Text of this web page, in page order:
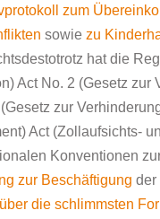
zum
sowie zu
hat die
Act No. 2 (Gesetz
zur
Act (Zollaufsichts-
Konventionen
zur Beschäftigung der
die schlimmsten